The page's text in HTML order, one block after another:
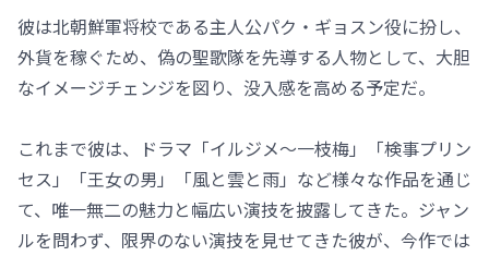
彼は北朝鮮軍将校である主人公パク・ギョスン役に扮し、
外貨を稼ぐため、偽の聖歌隊を先導する人物として、大胆
なイメージチェンジを図り、没入感を高める予定だ。
これまで彼は、ドラマ「イルジメ～一枝梅」「検事プリン
セス」「王女の男」「風と雲と雨」など様々な作品を通じ
て、唯一無二の魅力と幅広い演技を披露してきた。ジャン
ルを問わず、限界のない演技を見せてきた彼が、今作では